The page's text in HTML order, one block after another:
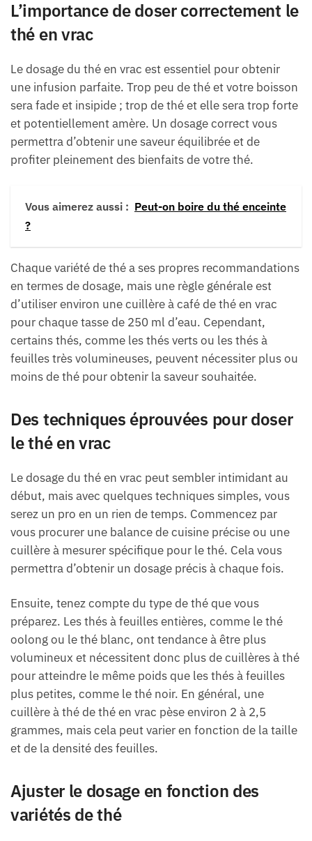
L’importance de doser correctement le
thé en vrac
Le dosage du thé en vrac est essentiel pour obtenir
une infusion parfaite. Trop peu de thé et votre boisson
sera fade et insipide ; trop de thé et elle sera trop forte
et potentiellement amère. Un dosage correct vous
permettra d’obtenir une saveur équilibrée et de
profiter pleinement des bienfaits de votre thé.
Vous aimerez aussi : Peut-on boire du thé enceinte
?
Chaque variété de thé a ses propres recommandations
en termes de dosage, mais une règle générale est
d’utiliser environ une cuillère à café de thé en vrac
pour chaque tasse de 250 ml d’eau. Cependant,
certains thés, comme les thés verts ou les thés à
feuilles très volumineuses, peuvent nécessiter plus ou
moins de thé pour obtenir la saveur souhaitée.
Des techniques éprouvées pour doser
le thé en vrac
Le dosage du thé en vrac peut sembler intimidant au
début, mais avec quelques techniques simples, vous
serez un pro en un rien de temps. Commencez par
vous procurer une balance de cuisine précise ou une
cuillère à mesurer spécifique pour le thé. Cela vous
permettra d’obtenir un dosage précis à chaque fois.
Ensuite, tenez compte du type de thé que vous
préparez. Les thés à feuilles entières, comme le thé
oolong ou le thé blanc, ont tendance à être plus
volumineux et nécessitent donc plus de cuillères à thé
pour atteindre le même poids que les thés à feuilles
plus petites, comme le thé noir. En général, une
cuillère à thé de thé en vrac pèse environ 2 à 2,5
grammes, mais cela peut varier en fonction de la taille
et de la densité des feuilles.
Ajuster le dosage en fonction des
variétés de thé